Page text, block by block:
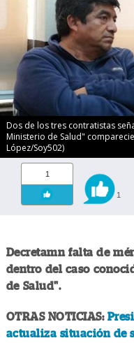
Dos de los tres contratistas
Ministerio de Salud"
López/Soy502)
1
1
Decretamn falta de
dentro del caso
de Salud".
OTRAS NOTICIAS:
actualiza situación de